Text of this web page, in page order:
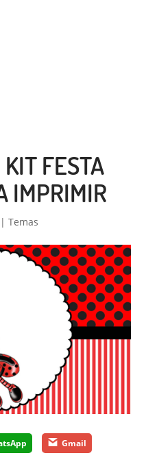
FESTA
IMPRIMIR
| Temas
Gmail